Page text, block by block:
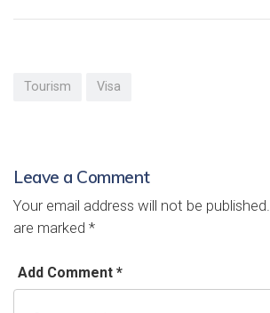
Tourism Visa
Leave a Comment
Your email address will not be published.
are marked *
Add Comment *